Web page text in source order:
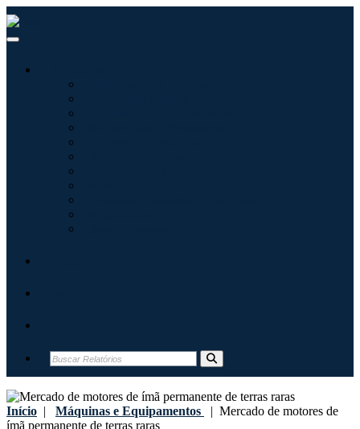
Início | Máquinas e Equipamentos | Mercado de motores de
ímã permanente de terras raras